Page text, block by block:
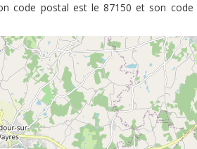
code postal est le 87150 et son code